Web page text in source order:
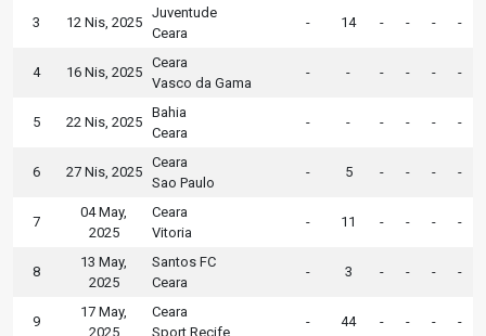
3 12 Nis, 2025
Juventude
Ceara
- 14 - - - -
4 16 Nis, 2025
Ceara
Vasco da Gama
- - - - - -
5 22 Nis, 2025
Bahia
Ceara
- - - - - -
6 27 Nis, 2025
Ceara
Sao Paulo
- 5 - - - -
7
04 May,
2025
Ceara
Vitoria
- 11 - - - -
8
13 May,
2025
Santos FC
Ceara
- 3 - - - -
9
17 May,
2025
Ceara
Sport Recife
- 44 - - - -